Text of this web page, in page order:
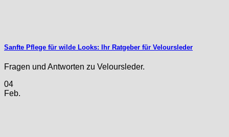
Sanfte Pflege für wilde Looks: Ihr Ratgeber für Veloursleder
Fragen und Antworten zu Veloursleder.
04
Feb.